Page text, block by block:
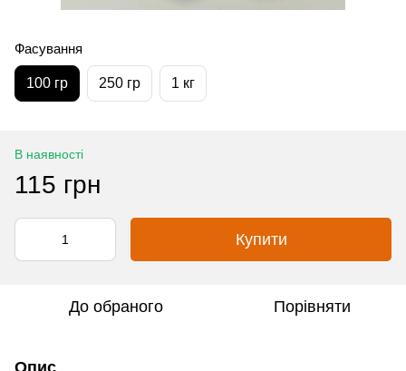
Фасування
100 гр 250 гр 1 кг
В наявності
115 грн
Купити
До обраного Порівняти
Опис